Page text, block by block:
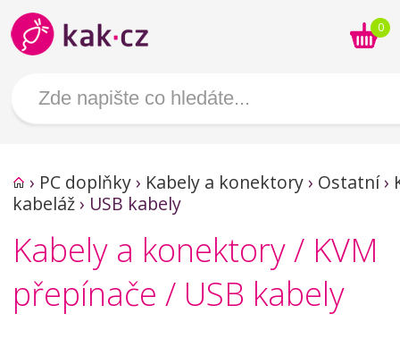
0
› PC doplňky› Kabely a konektory› Ostatní›
kabeláž› USB kabely
Kabely a konektory / KVM
přepínače / USB kabely